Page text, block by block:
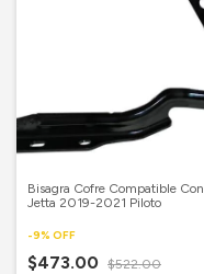
Bisagra Cofre Compatible Con
Jetta 2019-2021 Piloto
-9% OFF
$473.00 $522.00